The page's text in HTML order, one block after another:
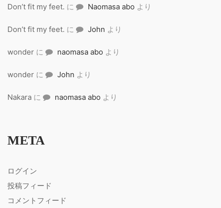
Don’t fit my feet. に Naomasa abo より
Don’t fit my feet. に John より
wonder に naomasa abo より
wonder に John より
Nakara に naomasa abo より
META
ログイン
投稿フィード
コメントフィード